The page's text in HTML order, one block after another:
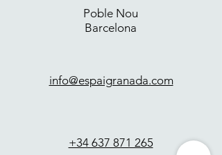
Poble Nou
Barcelona
info@espaigranada.com
+34 637 871 265